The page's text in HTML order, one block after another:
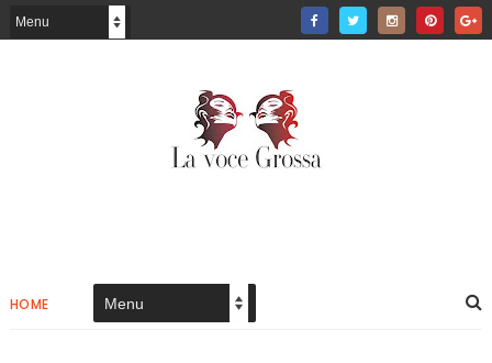
HOME